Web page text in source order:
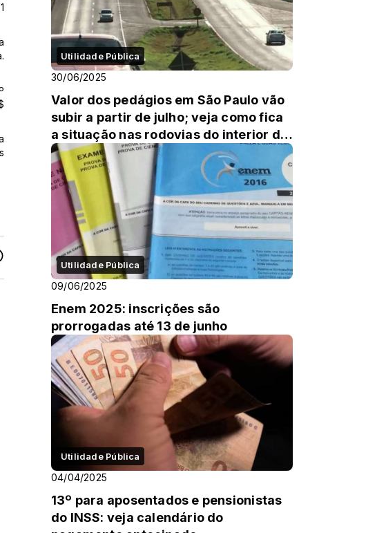
Utilidade Pública
30/06/2025
Valor dos pedágios em São Paulo vão
subir a partir de julho; veja como fica
a situação nas rodovias do interior de
SP
Utilidade Pública
09/06/2025
Enem 2025: inscrições são
prorrogadas até 13 de junho
Utilidade Pública
04/04/2025
13º para aposentados e pensionistas
do INSS: veja calendário do